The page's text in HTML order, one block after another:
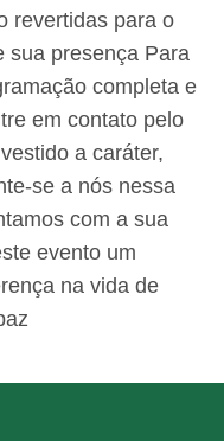
revertidas para o
sua presença Para
completa e
em contato pelo
a caráter,
se a nós nessa
com a sua
evento um
na vida de